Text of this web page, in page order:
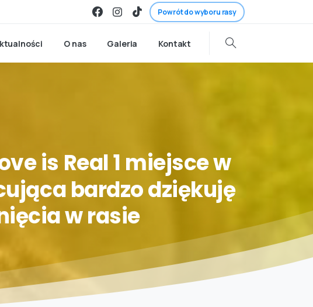
Powrót do wyboru rasy
O nas Galeria Kontakt
is Real1 miejscew
bardzodziękuję
wrasie